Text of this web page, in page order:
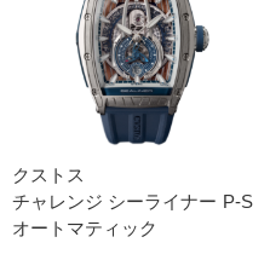
クストス
チャレンジ シーライナー P-S
オートマティック